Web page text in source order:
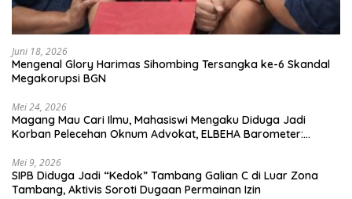
Juni 18, 2026
Mengenal Glory Harimas Sihombing Tersangka ke-6 Skandal
Megakorupsi BGN
Mei 24, 2026
Magang Mau Cari Ilmu, Mahasiswi Mengaku Diduga Jadi
Korban Pelecehan Oknum Advokat, ELBEHA Barometer:
Mei 9, 2026
SIPB Diduga Jadi “Kedok” Tambang Galian C di Luar Zona
Tambang, Aktivis Soroti Dugaan Permainan Izin